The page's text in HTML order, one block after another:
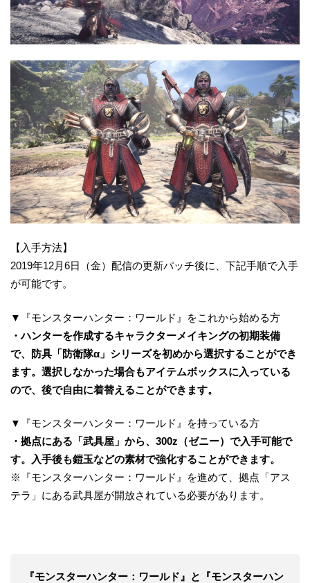
【入手方法】
2019年12月6日（金）配信の更新パッチ後に、下記手順で入手
が可能です。
▼『モンスターハンター：ワールド』をこれから始める方
・ハンターを作成するキャラクターメイキングの初期装備
で、防具「防衛隊α」シリーズを初めから選択することができ
ます。選択しなかった場合もアイテムボックスに入っている
ので、後で自由に着替えることができます。
▼『モンスターハンター：ワールド』を持っている方
・ 拠点にある 「武具屋」から、300z（ゼニー）で入手可能で
す。 入手後も鎧玉などの素材で強化することができます。
※『モンスターハンター：ワールド』を進めて、拠点「アス
テラ」にある武具屋が開放されている必要があります。
『モンスターハンター：ワールド』と『モンスターハン